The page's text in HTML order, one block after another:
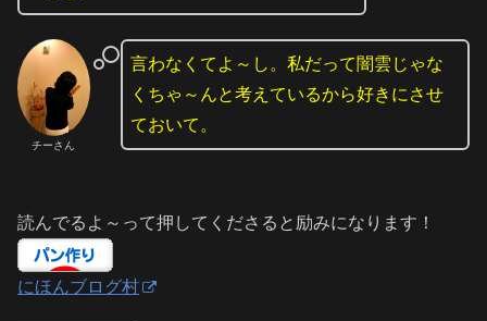
チーさん
言わなくてよ～し。私だって闇雲じゃな
くちゃ～んと考えているから好きにさせ
ておいて。
読んでるよ～って押してくださると励みになります！
にほんブログ村